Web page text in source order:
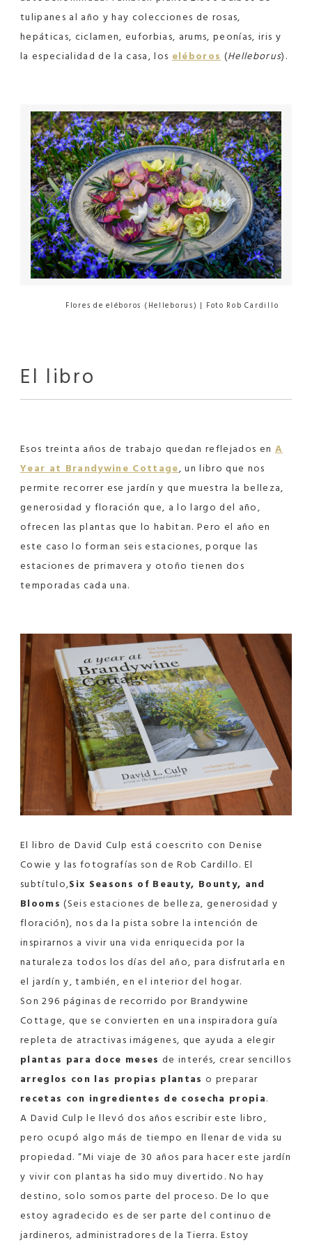
tulipanes al año y hay colecciones de rosas,
hepáticas, ciclamen, euforbias, arums, peonías, iris y
la especialidad de la casa, loseléboros(Helleborus).
Flores de eléboros (Helleborus) | Foto Rob Cardillo
El libro
Esos treinta años de trabajo quedan reflejados enA
Year at Brandywine Cottage, un libro que nos
permite recorrer ese jardín y que muestra la belleza,
generosidad y floración que, a lo largo del año,
ofrecen las plantas que lo habitan. Pero el año en
este caso lo forman seis estaciones, porque las
estaciones de primavera y otoño tienen dos
temporadas cada una.
El libro de David Culp está coescrito con Denise
Cowie y las fotografías son de Rob Cardillo. El
subtítulo,Six Seasons of Beauty, Bounty, and
Blooms (Seis estaciones de belleza, generosidad y
floración), nos da la pista sobre la intención de
inspirarnos a vivir una vida enriquecida por la
naturaleza todos los días del año, para disfrutarla en
el jardín y, también, en el interior del hogar.
Son 296 páginas de recorrido por Brandywine
Cottage, que se convierten en una inspiradora guía
repleta de atractivas imágenes, que ayuda a elegir
plantas para doce meses de interés, crear sencillos
arreglos con las propias plantas o preparar
recetas con ingredientes de cosecha propia.
A David Culp le llevó dos años escribir este libro,
pero ocupó algo más de tiempo en llenar de vida su
propiedad. “Mi viaje de 30 años para hacer este jardín
y vivir con plantas ha sido muy divertido. No hay
destino, solo somos parte del proceso. De lo que
estoy agradecido es de ser parte del continuo de
jardineros, administradores de la Tierra. Estoy